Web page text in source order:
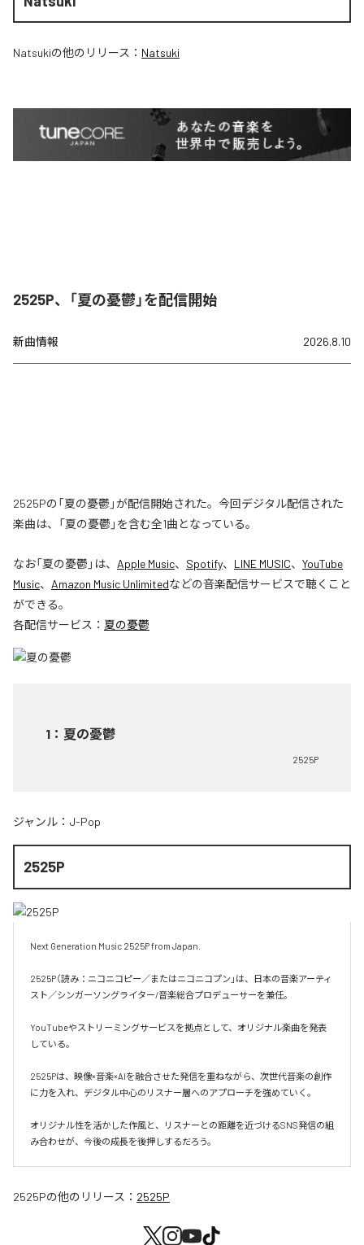
Natsukiの他のリリース： Natsuki
2525P、「夏の憂鬱」を配信開始
新曲情報 2026.8.10
2525Pの「夏の憂鬱」が配信開始された。今回デジタル配信された
楽曲は、「夏の憂鬱」を含む全1曲となっている。
なお「夏の憂鬱 」は、 Apple Music、 Spotify、 LINE MUSIC、 YouTube
Music、 Amazon Music Unlimitedなどの音楽配信サービスで聴くこと
ができる。
各配信サービス： 夏の憂鬱
1 ： 夏の憂鬱
2525P
ジャンル： J-Pop
2525P
Next Generation Music 2525P from Japan.
2525P（読み：ニコニコピー／またはニコニコプン」は、日本の音楽アーティ
スト／シンガーソングライター/音楽総合プロデューサーを兼任。
YouTubeやストリーミングサービスを拠点として、オリジナル楽曲を発表
している。
2525Pは、映像×音楽×AIを融合させた発信を重ねながら、次世代音楽の創作
に力を入れ、デジタル中心のリスナー層へのアプローチを強めていく。
オリジナル性を活かした作風と、リスナーとの距離を近づけるSNS発信の組
み合わせが、今後の成長を後押しするだろう。
2525Pの他のリリース： 2525P